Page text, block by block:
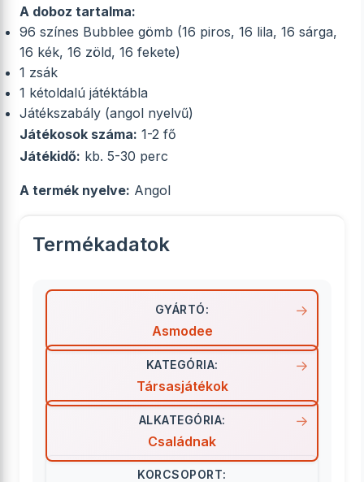
A doboz tartalma:
96 színes Bubblee gömb (16 piros, 16 lila, 16 sárga,
16 kék, 16 zöld, 16 fekete)
1 zsák
1 kétoldalú játéktábla
Játékszabály (angol nyelvű)
Játékosok száma: 1-2 fő
Játékidő: kb. 5-30 perc
A termék nyelve: Angol
Termékadatok
GYÁRTÓ:
Asmodee
KATEGÓRIA:
Társasjátékok
ALKATEGÓRIA:
Családnak
KORCSOPORT: